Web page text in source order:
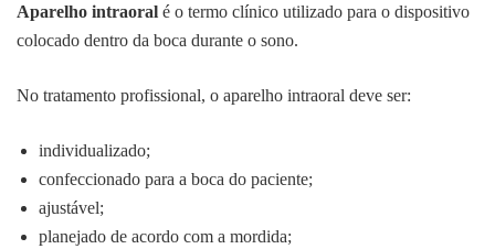
Aparelho intraoral é o termo clínico utilizado para o dispositivo
colocado dentro da boca durante o sono.
No tratamento profissional, o aparelho intraoral deve ser:
individualizado;
confeccionado para a boca do paciente;
ajustável;
planejado de acordo com a mordida;